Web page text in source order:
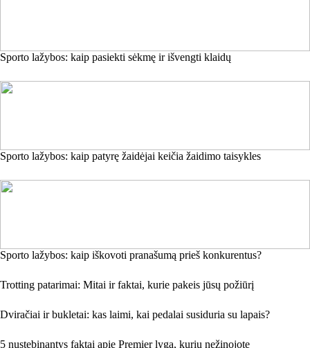
Sporto lažybos: kaip pasiekti sėkmę ir išvengti klaidų
Sporto lažybos: kaip patyrę žaidėjai keičia žaidimo taisykles
Sporto lažybos: kaip iškovoti pranašumą prieš konkurentus?
Trotting patarimai: Mitai ir faktai, kurie pakeis jūsų požiūrį
Dviračiai ir bukletai: kas laimi, kai pedalai susiduria su lapais?
5 nustebinantys faktai apie Premier lygą, kurių nežinojote